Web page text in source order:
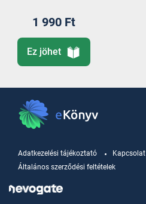
1 990 Ft
Ez jöhet
Adatkezelési tájékoztató
Kapcsolat
Általános szerződési feltételek